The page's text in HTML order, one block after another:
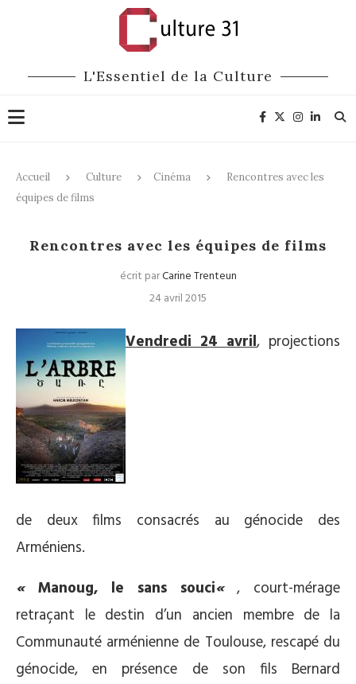
L'Essentiel de la Culture
Accueil Culture Cinéma
Rencontres avec les
équipes de films
Rencontres avec les équipes de films
écrit parCarine Trenteun
24 avril 2015
Vendredi 24 avril, projections
de deux films consacrés au génocide des
Arméniens.
« Manoug, le sans souci«, court-mérage
retraçant le destin d’un ancien membre de la
Communauté arménienne de Toulouse, rescapé du
génocide, en présence de son fils Bernard